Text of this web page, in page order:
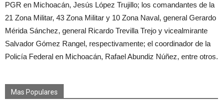
PGR en Michoacán, Jesús López Trujillo; los comandantes de la
21 Zona Militar, 43 Zona Militar y 10 Zona Naval, general Gerardo
Mérida Sánchez, general Ricardo Trevilla Trejo y vicealmirante
Salvador Gómez Rangel, respectivamente; el coordinador de la
Policía Federal en Michoacán, Rafael Abundiz Núñez, entre otros.
Mas Populares